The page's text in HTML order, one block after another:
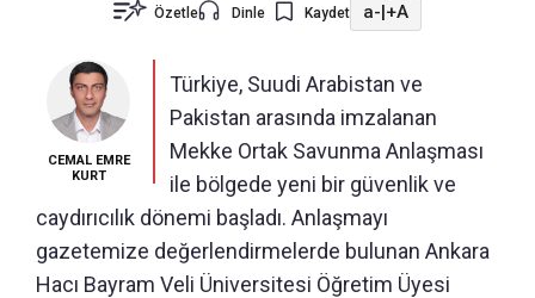
Özetle Dinle Kaydet a-|+A
CEMAL EMRE
KURT
Türkiye, Suudi Arabistan ve
Pakistan arasında imzalanan
Mekke Ortak Savunma Anlaşması
ile bölgede yeni bir güvenlik ve
caydırıcılık dönemi başladı. Anlaşmayı
gazetemize değerlendirmelerde bulunan Ankara
Hacı Bayram Veli Üniversitesi Öğretim Üyesi